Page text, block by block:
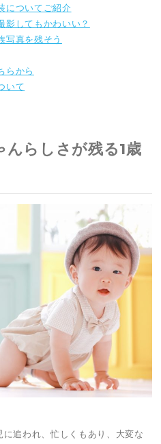
についてご紹介
影してもかわいい？
写真を残そう
らから
いて
らしさが残る1歳
追われ、忙しくもあり、大変な